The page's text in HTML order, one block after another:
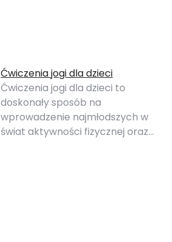
Ćwiczenia jogi dla dzieci
Ćwiczenia jogi dla dzieci to
doskonały sposób na
wprowadzenie najmłodszych w
świat aktywności fizycznej oraz…